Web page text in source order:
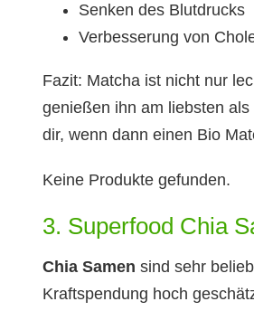
Senken des Blutdrucks
Verbesserung von
Fazit: Matcha ist nicht nur
genießen ihn am liebsten
dir, wenn dann einen Bio
Keine Produkte gefunden.
3. Superfood Chia
Chia Samen sind sehr
Kraftspendung hoch